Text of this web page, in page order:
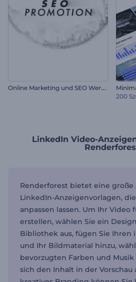
O
nline Marketing und SEO Werbung
200
LinkedIn Video-
Renderforest bietet eine große
LinkedIn-Anzeigenvorlagen,
anpassen lassen. Um Ihr Video
erstellen, wählen Sie ein
Bibliothek aus, fügen Sie Ihren
und Ihr Bildmaterial hinzu,
bevorzugten Farben und Musik
sich den Inhalt in der Vorschau